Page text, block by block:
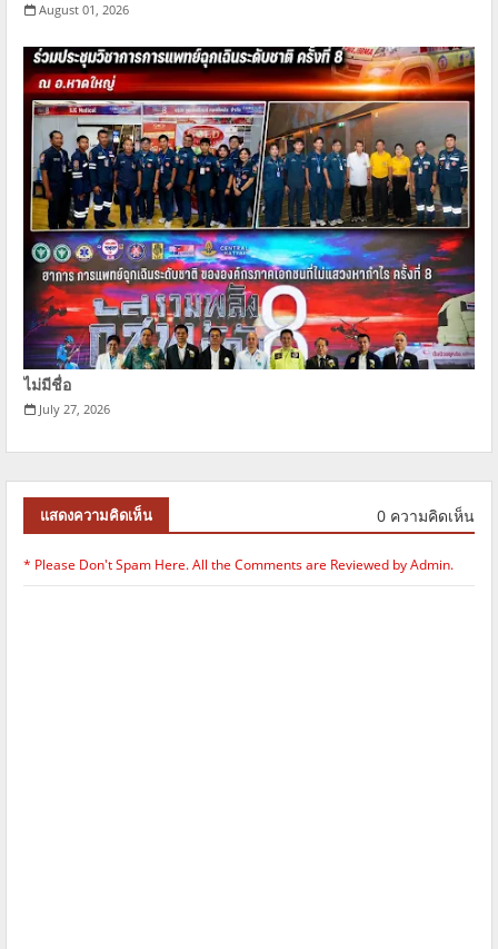
August 01, 2026
ไม่มีชื่อ
July 27, 2026
แสดงความคิดเห็น 0 ความคิดเห็น
* Please Don't Spam Here. All the Comments are Reviewed by Admin.